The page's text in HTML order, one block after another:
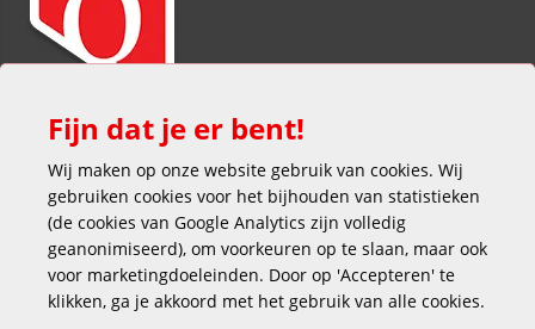
Veilig en gemakkelijk betalen
Fijn dat je er bent!
Wij maken op onze website gebruik van cookies. Wij
gebruiken cookies voor het bijhouden van statistieken
(de cookies van Google Analytics zijn volledig
geanonimiseerd), om voorkeuren op te slaan, maar ook
voor marketingdoeleinden. Door op 'Accepteren' te
klikken, ga je akkoord met het gebruik van alle cookies.